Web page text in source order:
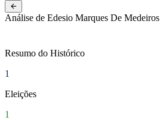
NOVO
Análise de Edesio Marques De Medeiros
Resumo do Histórico
1
Eleições
1